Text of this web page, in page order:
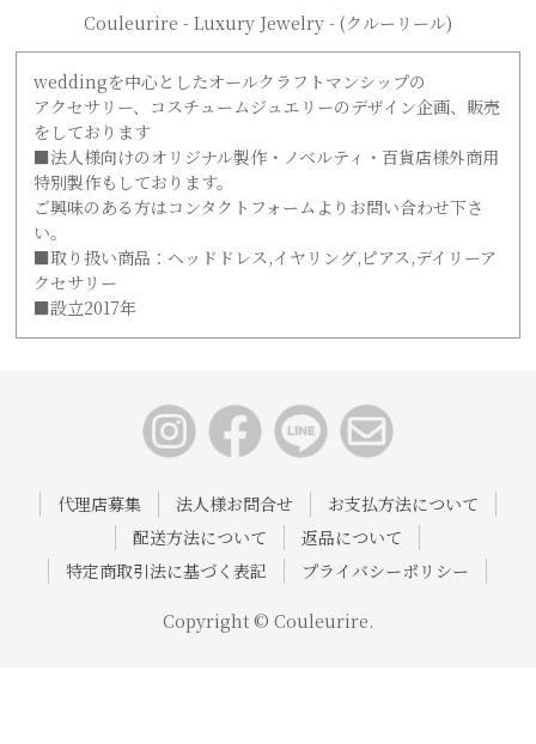
Couleurire - Luxury Jewelry - (クルーリール)
weddingを中心としたオールクラフトマンシップの
アクセサリー、コスチュームジュエリーのデザイン企画、販売
をしております
■法人様向けのオリジナル製作・ノベルティ・百貨店様外商用
特別製作もしております。
ご興味のある方はコンタクトフォームよりお問い合わせ下さ
い。
■取り扱い商品：ヘッドドレス,イヤリング,ピアス,デイリーア
クセサリー
■設立2017年
お支払方法について
配送方法について
返品について
特定商取引法に基づく表記
プライバシーポリシー
法人様お問合せ
代理店募集
Copyright © Couleurire.